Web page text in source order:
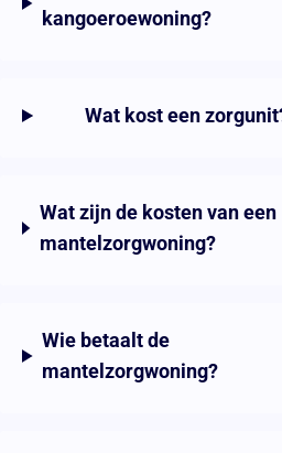
kangoeroewoning?
Wat kost een
Wat zijn de kosten van een
mantelzorgwoning?
Wie betaalt de
mantelzorgwoning?